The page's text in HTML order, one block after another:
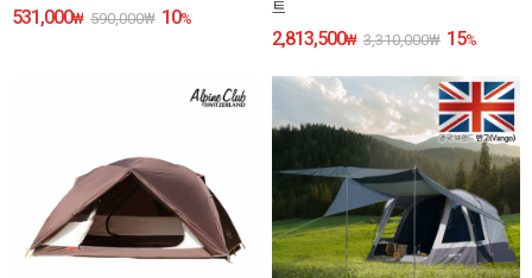
531,000₩ 590,000₩ 10%
트
2,813,500₩ 3,310,000₩ 15%